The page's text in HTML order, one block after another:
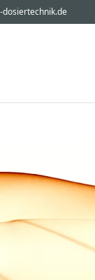
dosiertechnik.de